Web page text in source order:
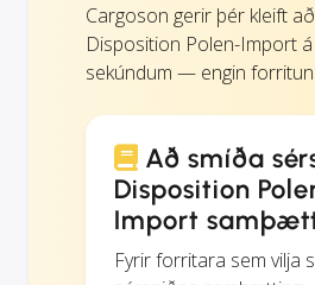
Cargoson gerir þér kleift
Disposition Polen-Import
sekúndum — engin
Að smíða
Disposition
Import
Fyrir forritara sem vilja